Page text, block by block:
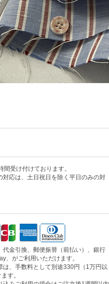
受け付けております。
対応は、土日祝日を除く平日のみの対
代金引換、郵便振替（前払い）、銀行
、がご利用いただけます。
、手数料として別途330円（1万円以
す。